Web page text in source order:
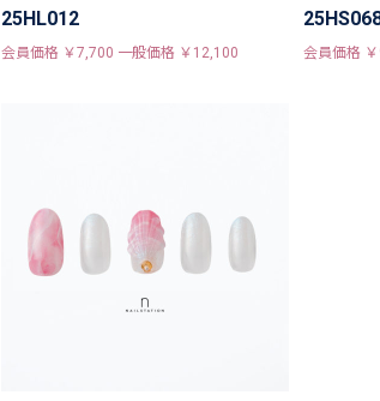
25HL012
会員価格 ￥7,700 一般価格 ￥12,100 会員価格